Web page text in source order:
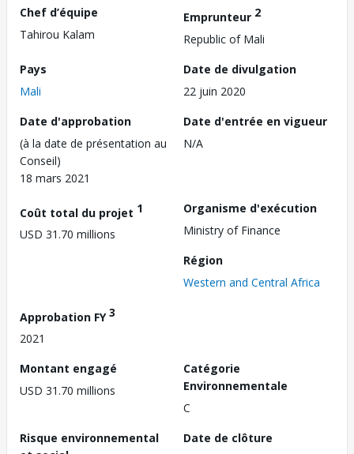
Chef d’équipe
Tahirou Kalam
Emprunteur 2
Republic of Mali
Pays
Mali
Date de divulgation
22 juin 2020
Date d'approbation
(à la date de présentation au
Conseil)
18 mars 2021
Date d'entrée en vigueur
N/A
Coût total du projet 1
USD 31.70 millions
Organisme d'exécution
Ministry of Finance
Région
Western and Central Africa
Approbation FY3
2021
Montant engagé
USD 31.70 millions
Catégorie
Environnementale
C
Risque environnemental
Date de clôture